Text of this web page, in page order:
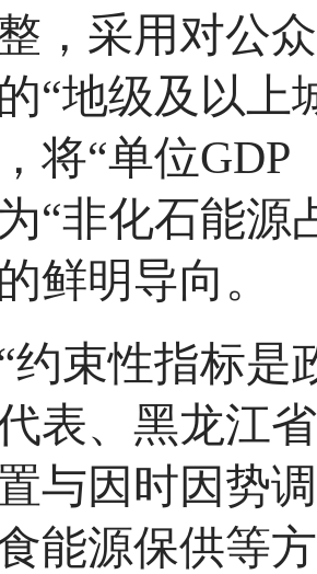
，采用对公
“地级及以上
将“单位
“非化石能源
鲜明导向。
性指标是政
表、黑龙江
与因时因势
能源保供等